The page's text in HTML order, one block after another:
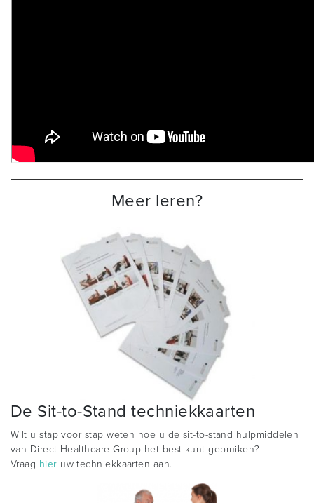
Meer leren?
De Sit-to-Stand techniekkaarten
Wilt u stap voor stap weten hoe u de sit-to-stand hulpmiddelen
van Direct Healthcare Group het best kunt gebruiken?
Vraag hier uw techniekkaarten aan.